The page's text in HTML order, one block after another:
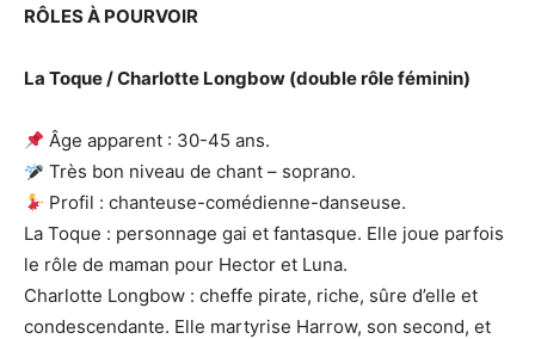
RÔLES À POURVOIR
La Toque / Charlotte Longbow (double rôle féminin)
Âge apparent : 30-45 ans.
Très bon niveau de chant – soprano.
Profil : chanteuse-comédienne-danseuse.
La Toque : personnage gai et fantasque. Elle joue parfois
le rôle de maman pour Hector et Luna.
Charlotte Longbow : cheffe pirate, riche, sûre d’elle et
condescendante. Elle martyrise Harrow, son second, et